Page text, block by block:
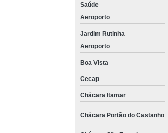
Saúde
Aeroporto
Jardim Rutinha
Aeroporto
Boa Vista
Cecap
Chácara Itamar
Chácara Portão do Castanho